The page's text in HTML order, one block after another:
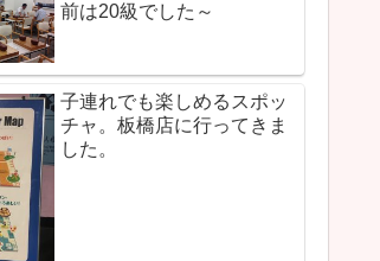
前は20級でした～
子連れでも楽しめるスポッ
チャ。板橋店に行ってきま
した。